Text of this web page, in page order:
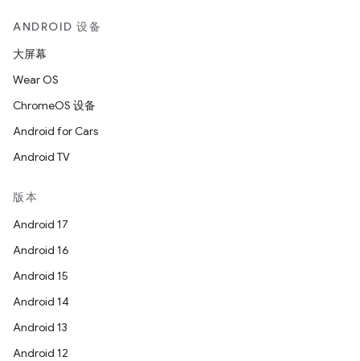
ANDROID 设备
大屏幕
Wear OS
ChromeOS 设备
Android for Cars
Android TV
版本
Android 17
Android 16
Android 15
Android 14
Android 13
Android 12